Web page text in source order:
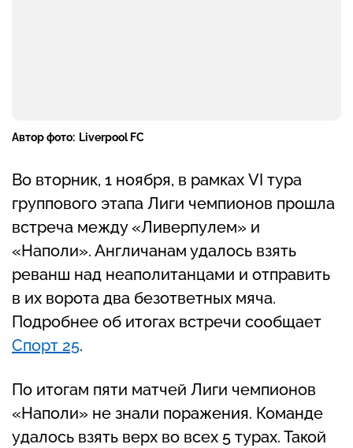
Автор фото: Liverpool FC
Во вторник, 1 ноября, в рамках VI тура
группового этапа Лиги чемпионов прошла
встреча между «Ливерпулем» и
«Наполи». Англичанам удалось взять
реванш над неаполитанцами и отправить
в их ворота два безответных мяча.
Подробнее об итогах встречи сообщает
Спорт 25.
По итогам пяти матчей Лиги чемпионов
«Наполи» не знали поражения. Команде
удалось взять верх во всех 5 турах. Такой